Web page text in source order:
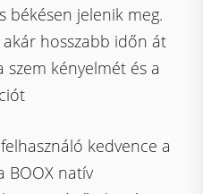
békésen jelenik meg.
hosszabb időn át
szem kényelmét és a
kedvence a
BOOX natív